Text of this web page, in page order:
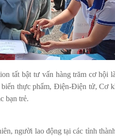
tất bật tư vấn hàng trăm cơ hội
biến thực phẩm, Điện-Điện tử, Cơ
bạn trẻ.
người lao động tại các tỉnh